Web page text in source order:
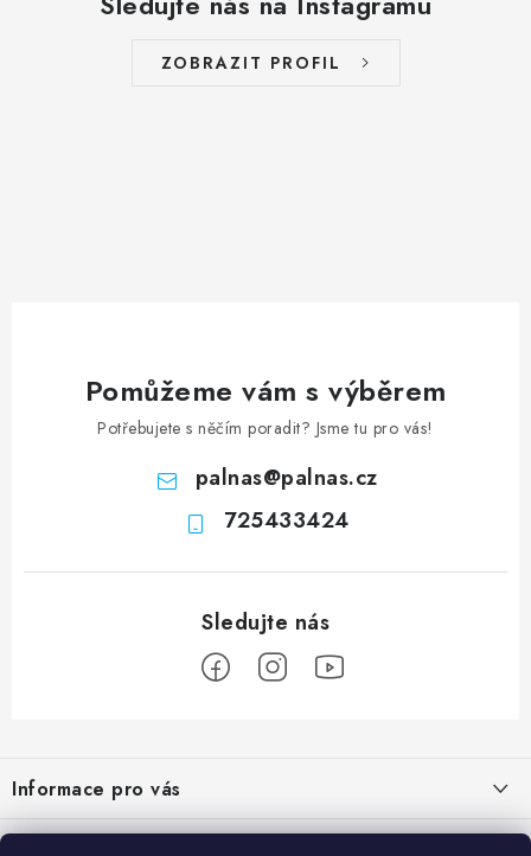
ZOBRAZIT PROFIL
Pomůžeme vám s výběrem
Potřebujete s něčím poradit? Jsme tu pro vás!
palnas@palnas.cz
725433424
p
a
Informace pro vás
Obchodní podmínky